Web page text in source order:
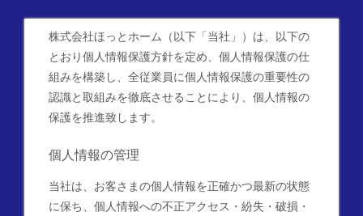
株式会社ほっとホーム（以下「当社」）は、以下の
とおり個人情報保護方針を定め、個人情報保護の仕
組みを構築し、全従業員に個人情報保護の重要性の
認識と取組みを徹底させることにより、個人情報の
保護を推進致します。
個人情報の管理
当社は、お客さまの個人情報を正確かつ最新の状態
に保ち、個人情報への不正アクセス・紛失・破損・